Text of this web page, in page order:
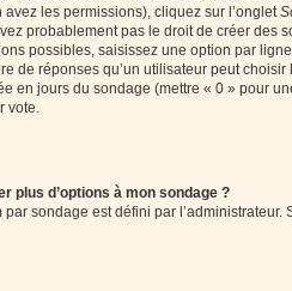
avez les permissions), cliquez sur l’onglet
probablement pas le droit de créer des
possibles, saisissez une option par
de réponses qu’un utilisateur peut
en jours du sondage (mettre « 0 » pour
vote.
plus d’options à mon sondage ?
par sondage est défini par